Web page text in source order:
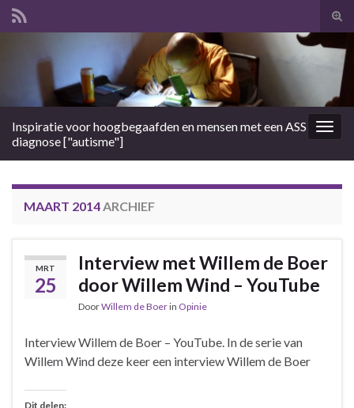
Search for:
Inspiratie voor hoogbegaafden en mensen met een ASS
diagnose ["autisme"]
MAART 2014ARCHIEF
MRT
25
Interview met Willem de Boer
door Willem Wind – YouTube
DoorWillem de Boerin Opinie
Interview Willem de Boer – YouTube. In de serie van
Willem Wind deze keer een interview Willem de Boer
Dit delen: